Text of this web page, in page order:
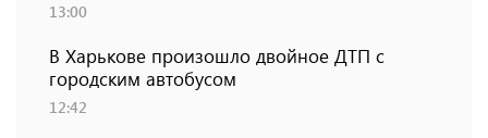
13:00
В Харькове произошло двойное ДТП с
городским автобусом
12:42